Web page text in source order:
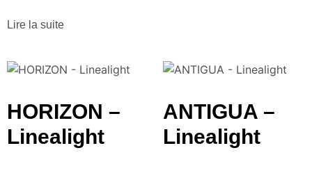
Lire la suite
HORIZON –
Linealight
ANTIGUA –
Linealight